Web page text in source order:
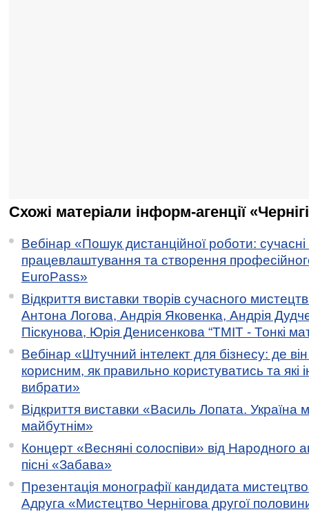
Схожі матеріали інформ-агенції
Вебінар «Пошук дистанційної роботи:
працевлаштування та створення
EuroPass»
Відкриття виставки творів сучасного
Антона Логова, Андрія Яковенка, Андрія
Піскунова, Юрія Денисенкова “ТМІТ - Тонкі
Вебінар «Штучний інтелект для бізнесу: де
корисним, як правильно користуватись та які
вибрати»
Відкриття виставки «Василь Лопата. Україна
майбутнім»
Концерт «Весняні солоспіви» від Народного
пісні «Забава»
Презентація монографії кандидата
Адруга «Мистецтво Чернігова другої